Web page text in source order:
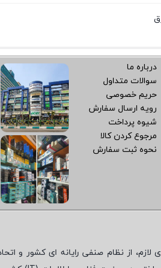
درباره ما
سوالات متداول
حریم خصوصی
رویه ارسال سفارش
شیوه پرداخت
مرجوع کردن کالا
نحوه ثبت سفارش
از نظام صنفی رایانه ای کشور و